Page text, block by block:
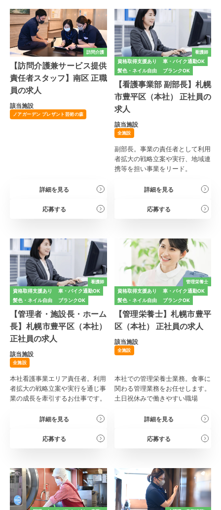
【訪問介護兼サービス提供
責任者スタッフ】南区 正職
員の求人
該当施設
ノアガーデン プレザント芸術の森
詳細を見る
応募する
訪問介護
資格取得支援あり
車・バイク通勤OK
髪色・ネイル自由
ブランクOK
【看護事業部 副部長】札幌
市豊平区（本社） 正社員の
求人
該当施設
全施設
副部長。事業の責任者として利用
者拡大の戦略立案や実行、地域連
携等を担い事業をリード。
詳細を見る
応募する
看護師
資格取得支援あり
車・バイク通勤OK
髪色・ネイル自由
ブランクOK
【管理者・施設長・ホーム
長】札幌市豊平区（本社）
正社員の求人
該当施設
全施設
本社看護事業エリア責任者。利用
者拡大の戦略立案や実行を通じ事
業の成長を牽引するお仕事です。
詳細を見る
応募する
看護師
資格取得支援あり
車・バイク通勤OK
髪色・ネイル自由
ブランクOK
【管理栄養士】札幌市豊平
区（本社） 正社員の求人
該当施設
全施設
本社での管理栄養士業務。食事に
関わる管理業務をお任せします。
土日祝休みで働きやすい職場
詳細を見る
応募する
管理栄養士